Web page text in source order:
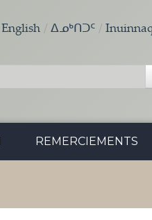
English ᐃᓄᒃᑎᑐᑦ
REMERCIEMENTS